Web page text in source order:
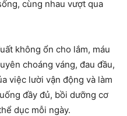
cùng nhau vượt qua
không ổn cho lắm, máu
choáng váng, đau đầu,
việc lười vận động và làm
đầy đủ, bồi dưỡng cơ
dục mỗi ngày.